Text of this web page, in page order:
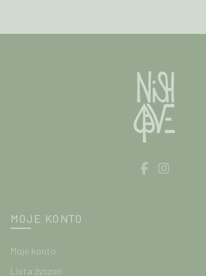
MOJE KONTO
Moje konto
Lista życzeń